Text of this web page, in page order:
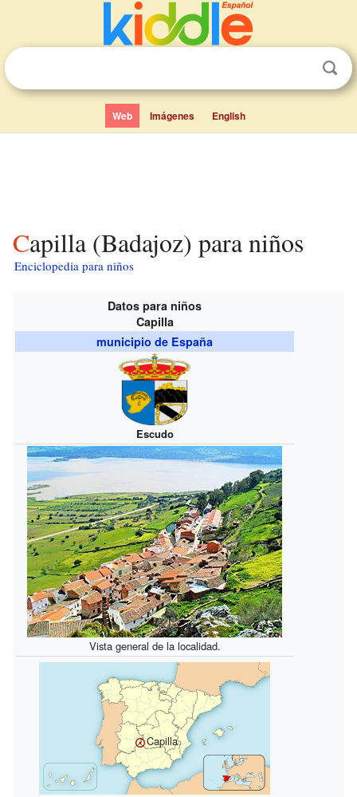
Web Imágenes English
Capilla (Badajoz) para niños
Enciclopedia para niños
Datos para niños
Capilla
municipio de España
Escudo
Vista general de la localidad.
Capilla